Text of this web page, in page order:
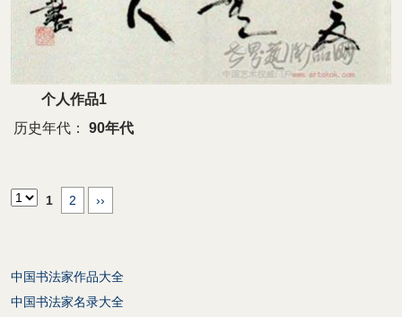
个人作品1
历史年代：
90年代
1 2 ››
中国书法家作品大全
中国书法家名录大全